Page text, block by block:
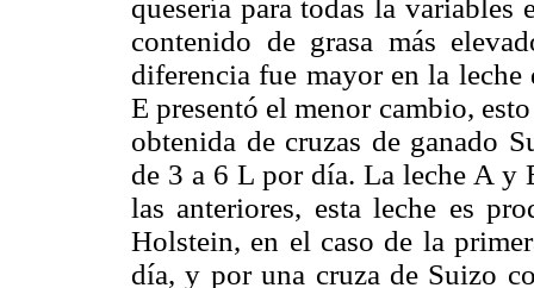
quesería para todas la variables
contenido de grasa más
diferencia fue mayor en la leche
E presentó el menor cambio,
obtenida de cruzas de ganado
de 3 a 6 L por día. La leche A y
las anteriores, esta leche es
Holstein, en el caso de la
día, y por una cruza de Suizo